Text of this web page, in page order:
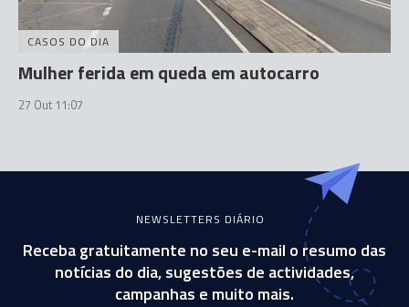
CASOS DO DIA
Mulher ferida em queda em autocarro
27 Out 11:07
NEWSLETTERS DIÁRIO
Receba gratuitamente no seu e-mail o resumo das
notícias do dia, sugestões de actividades,
campanhas e muito mais.